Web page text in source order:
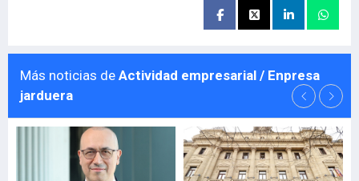
Más noticias de Actividad empresarial / Enpresa
jarduera